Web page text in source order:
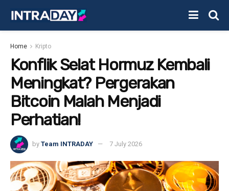
Home Kripto
Konflik Selat Hormuz Kembali
Meningkat? Pergerakan
Bitcoin Malah Menjadi
Perhatian!
by Team INTRADAY 7 July 2026